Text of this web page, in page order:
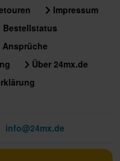
Impressum
Bestellstatus
Ansprüche
Über 24mx.de
info@24mx.de